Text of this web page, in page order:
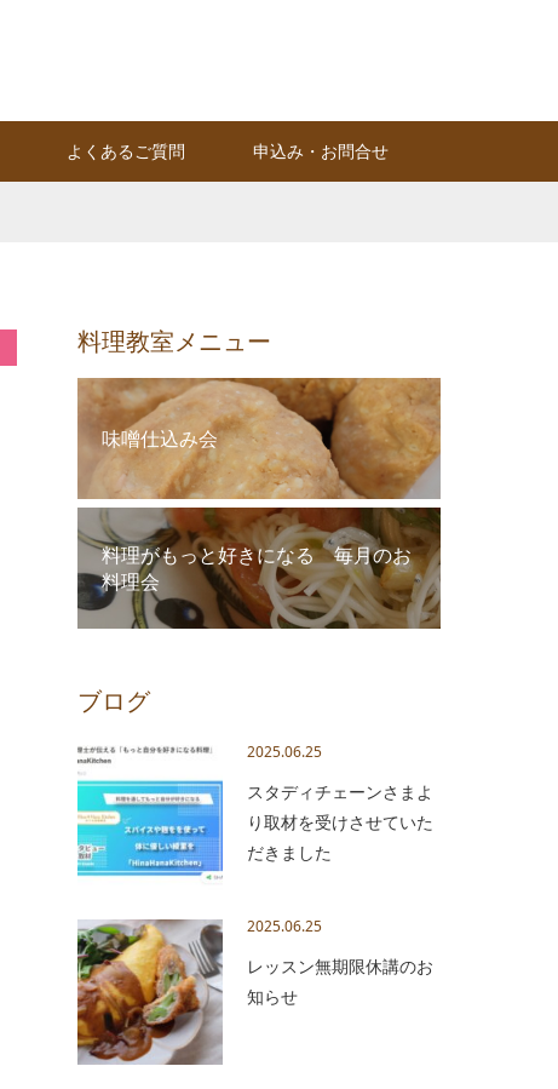
よくあるご質問 申込み・お問合せ
料理教室メニュー
味噌仕込み会
料理がもっと好きになる 毎月のお
料理会
ブログ
2025.06.25
スタディチェーンさまよ
り取材を受けさせていた
だきました
2025.06.25
レッスン無期限休講のお
知らせ